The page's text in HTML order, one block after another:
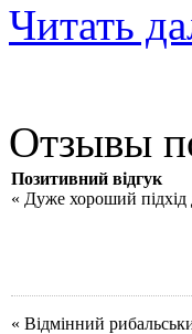
Читать
Отзывы
Позитивний відгук
« Дуже хороший підхід
« Відмінний